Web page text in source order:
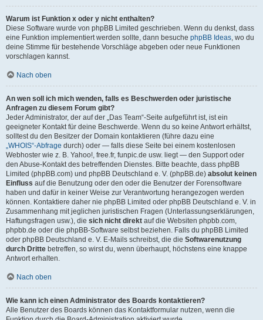
Warum ist Funktion x oder y nicht enthalten?
Diese Software wurde von phpBB Limited geschrieben. Wenn du denkst, dass
eine Funktion implementiert werden sollte, dann besuche phpBB Ideas, wo du
deine Stimme für bestehende Vorschläge abgeben oder neue Funktionen
vorschlagen kannst.
Nach oben
An wen soll ich mich wenden, falls es Beschwerden oder juristische
Anfragen zu diesem Forum gibt?
Jeder Administrator, der auf der „Das Team“-Seite aufgeführt ist, ist ein
geeigneter Kontakt für deine Beschwerde. Wenn du so keine Antwort erhältst,
solltest du den Besitzer der Domain kontaktieren (führe dazu eine
„WHOIS“-Abfrage durch) oder — falls diese Seite bei einem kostenlosen
Webhoster wie z. B. Yahoo!, free.fr, funpic.de usw. liegt — den Support oder
den Abuse-Kontakt des betreffenden Dienstes. Bitte beachte, dass phpBB
Limited (phpBB.com) und phpBB Deutschland e. V. (phpBB.de) absolut keinen
Einfluss auf die Benutzung oder den oder die Benutzer der Forensoftware
haben und dafür in keiner Weise zur Verantwortung herangezogen werden
können. Kontaktiere daher nie phpBB Limited oder phpBB Deutschland e. V. in
Zusammenhang mit jeglichen juristischen Fragen (Unterlassungserklärungen,
Haftungsfragen usw.), die sich nicht direkt auf die Websiten phpbb.com,
phpbb.de oder die phpBB-Software selbst beziehen. Falls du phpBB Limited
oder phpBB Deutschland e. V. E-Mails schreibst, die die Softwarenutzung
durch Dritte betreffen, so wirst du, wenn überhaupt, höchstens eine knappe
Antwort erhalten.
Nach oben
Wie kann ich einen Administrator des Boards kontaktieren?
Alle Benutzer des Boards können das Kontaktformular nutzen, wenn die